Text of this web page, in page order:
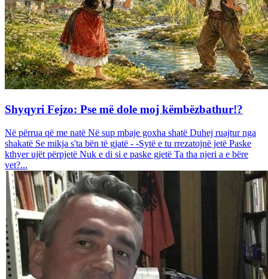
Shyqyri Fejzo: Pse më dole moj këmbëzbathur!?
Në përrua që me natë Në sup mbaje goxha shatë Duhej ruajtur nga
shakatë Se mikja s'ta bën të gjatë - -Sytë e tu rrezatojnë jetë Paske
kthyer ujët përpjetë Nuk e di si e paske gjetë Ta tha njeri a e bëre
vet?...